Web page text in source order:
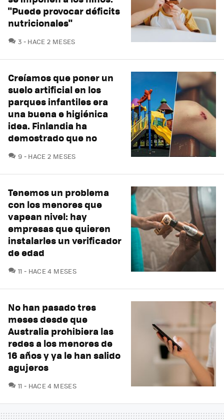
"Puede provocar déficits
nutricionales"
3 COMENTARIOS
HACE 2 MESES
Creíamos que poner un
suelo artificial en los
parques infantiles era
una buena e higiénica
idea. Finlandia ha
demostrado que no
9 COMENTARIOS
HACE 2 MESES
Tenemos un problema
con los menores que
vapean nivel: hay
empresas que quieren
instalarles un verificador
de edad
11 COMENTARIOS
HACE 4 MESES
No han pasado tres
meses desde que
Australia prohibiera las
redes a los menores de
16 años y ya le han salido
agujeros
11 COMENTARIOS
HACE 4 MESES